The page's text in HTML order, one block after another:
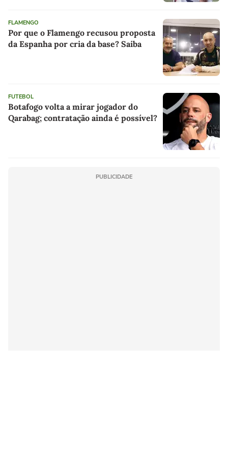
FLAMENGO
Por que o Flamengo recusou proposta
da Espanha por cria da base? Saiba
FUTEBOL
Botafogo volta a mirar jogador do
Qarabag; contratação ainda é possível?
PUBLICIDADE